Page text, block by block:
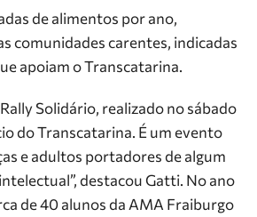
de alimentos por ano,
comunidades carentes, indicadas
apoiam o Transcatarina.
Solidário, realizado no sábado
do Transcatarina. É um evento
e adultos portadores de algum
destacou Gatti. No ano
de 40 alunos da AMA Fraiburgo